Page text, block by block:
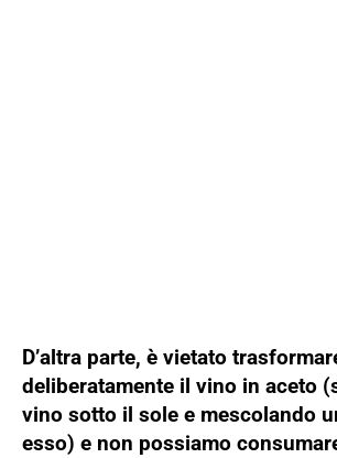
D’altra parte, è vietato
deliberatamente il vino in aceto
vino sotto il sole e mescolando
esso) e non possiamo